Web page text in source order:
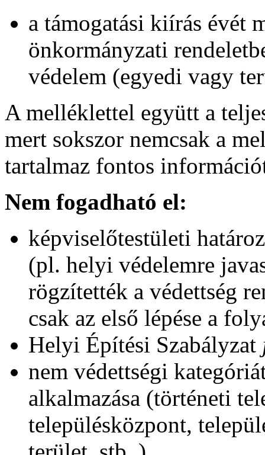
a támogatási kiírás évét
önkormányzati
védelem (egyedi vagy
A melléklettel együtt a
mert sokszor nemcsak a
tartalmaz fontos
Nem fogadható el:
képviselőtestületi
(pl. helyi védelemre
rögzítették a védettség
csak az első lépése a
Helyi Építési Szabályzat
nem védettségi
alkalmazása (történeti
településközpont,